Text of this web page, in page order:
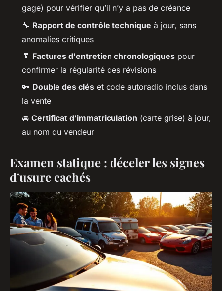
gage) pour vérifier qu’il n’y a pas de créance
🔧 Rapport de contrôle technique à jour, sans
anomalies critiques
🧾 Factures d'entretien chronologiques pour
confirmer la régularité des révisions
🔑 Double des clés et code autoradio inclus dans
la vente
🚘 Certificat d'immatriculation (carte grise) à jour,
au nom du vendeur
Examen statique : déceler les signes
d'usure cachés